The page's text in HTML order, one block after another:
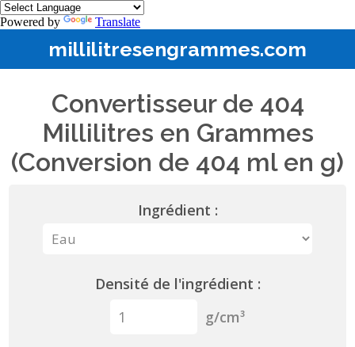
Powered by Translate
millilitresengrammes.com
Convertisseur de 404
Millilitres en Grammes
(Conversion de 404 ml en g)
Ingrédient :
Densité de l'ingrédient :
g/cm³